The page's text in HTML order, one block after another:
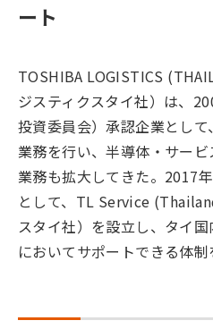
ート
TOSHIBA LOGISTICS
ジスティクスタイ社）は、
投資委員会）承認企業とし
業務を行い、半導体・サー
業務も拡大してきた。2017
として、TL Service
スタイ社）を設立し、タイ
においてサポートできる体制